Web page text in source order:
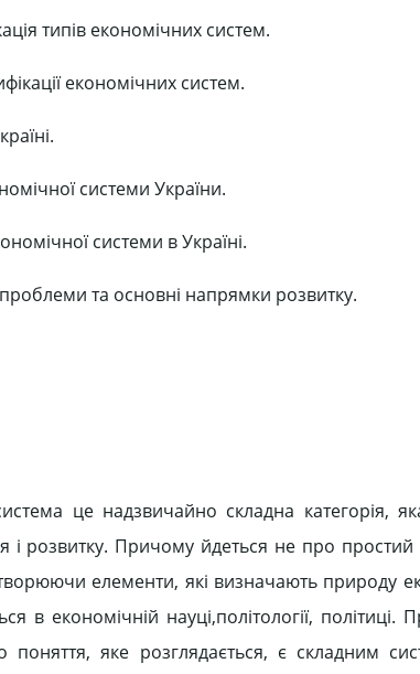
типів економічних систем.
економічних систем.
системи України.
системи в Україні.
та основні напрямки розвитку.
це надзвичайно складна категорія,
і розвитку. Причому йдеться не про
елементи, які визначають природу
в економічній науці,політології, політиці.
яке розглядається, є складним